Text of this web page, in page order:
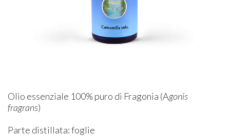
Olio essenziale 100% puro di Fragonia (Agonis
fragrans)
Parte distillata: foglie